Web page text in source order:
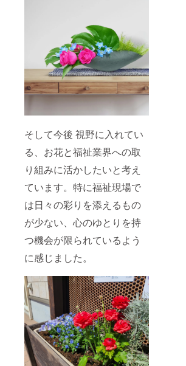
そして今後 視野に入れてい
る、お花と福祉業界への取
り組みに活かしたいと考え
ています。特に福祉現場で
は日々の彩りを添えるもの
が少ない、心のゆとりを持
つ機会が限られているよう
に感じました。